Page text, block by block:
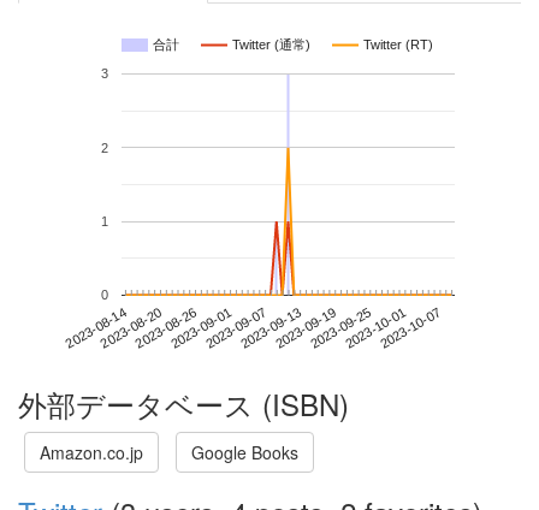
合計 Twitter (通常) Twitter (RT)
2023-08-142023-08-202023-08-262023-09-012023-09-072023-09-132023-09-192023-09-252023-10-012023-10-07
0
1
2
3
外部データベース (ISBN)
Amazon.co.jp Google Books